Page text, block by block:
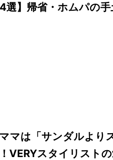
選】帰省・ホムパの手
マは「サンダルより
VERYスタイリストの